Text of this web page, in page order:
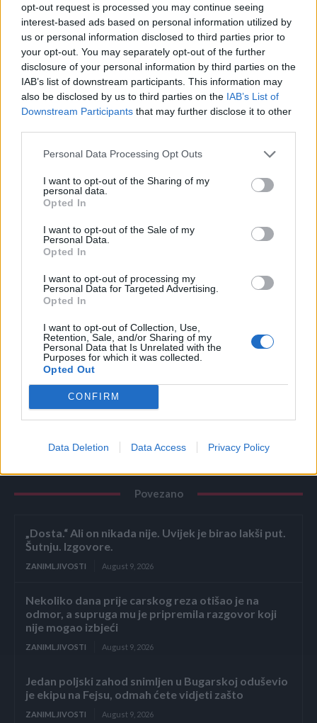
opt-out request is processed you may continue seeing
interest-based ads based on personal information utilized by
us or personal information disclosed to third parties prior to
your opt-out. You may separately opt-out of the further
disclosure of your personal information by third parties on the
IAB’s list of downstream participants. This information may
also be disclosed by us to third parties on the IAB’s List of
Downstream Participants that may further disclose it to other
Personal Data Processing Opt Outs
I want to opt-out of the Sharing of my
personal data.
Opted In
I want to opt-out of the Sale of my
Personal Data.
Opted In
I want to opt-out of processing my
Personal Data for Targeted Advertising.
Opted In
I want to opt-out of Collection, Use,
Retention, Sale, and/or Sharing of my
Personal Data that Is Unrelated with the
Purposes for which it was collected.
Opted Out
CONFIRM
Data Deletion Data Access Privacy Policy
vode na dnu šerpe, ali ne treba paničiti ni ako ga ima. U tom
slučaju treba zahvatati od dna šerpice da bi se zahvatilo i
tečnog i penastog dela.
Palačinke se peku u običnom tiganju u kojem ih inače
pravite, s tim što je poželjno da tiganj bude manjih
obično, pošto su palačinke teške pa će se teže skliznuti na
oko 2 kutlače smese za jednu palačinku i treba ih peći na
manjoj ili umerenoj temperaturi. Naime, zbog svoje
debljine, donji deo ne bi trebalo da pocrni a sa gornje
strane će se malo stegnuti pena. Debljina palačinke je oko
stavi po 2 kašike posipa čim je gotova. Kada je gotovo, ceo
desert izgleda kao torta, i tako se i seče.
Povezano
„Dosta.“ Ali on nikada nije. Uvijek je birao lakši put.
Šutnju. Izgovore.
ZANIMLJIVOSTI August 9, 2026
Nekoliko dana prije carskog reza otišao je na
odmor, a supruga mu je pripremila razgovor koji
nije mogao izbjeći
ZANIMLJIVOSTI August 9, 2026
Jedan poljski zahod snimljen u Bugarskoj oduševio
je ekipu na Fejsu, odmah ćete vidjeti zašto
ZANIMLJIVOSTI August 9, 2026